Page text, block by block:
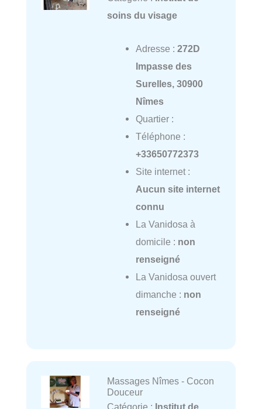
soins du visage
Adresse : 272D
Impasse des
Surelles, 30900
Nîmes
Quartier :
Téléphone :
+33650772373
Site internet :
Aucun site internet
connu
La Vanidosa à
domicile : non
renseigné
La Vanidosa ouvert
dimanche : non
renseigné
Massages Nîmes - Cocon
Douceur
Catégorie : Institut de